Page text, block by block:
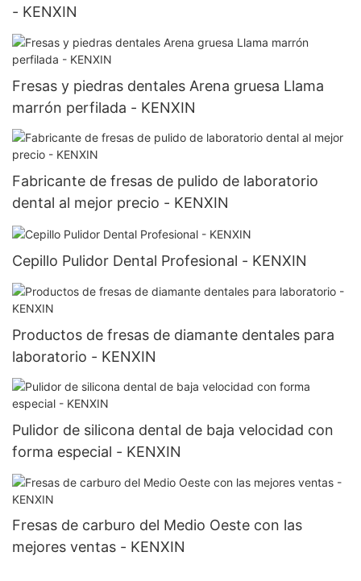
- KENXIN
Fresas y piedras dentales Arena gruesa Llama
marrón perfilada - KENXIN
Fabricante de fresas de pulido de laboratorio
dental al mejor precio - KENXIN
Cepillo Pulidor Dental Profesional - KENXIN
Productos de fresas de diamante dentales para
laboratorio - KENXIN
Pulidor de silicona dental de baja velocidad con
forma especial - KENXIN
Fresas de carburo del Medio Oeste con las
mejores ventas - KENXIN